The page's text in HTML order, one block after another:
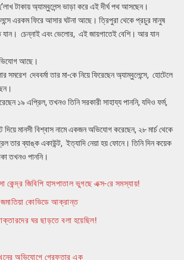
টাকায় অ্যাম্বুলেন্স ভাড়া করে এই দীর্ঘ পথ আসছেন।
এরকম ফিরে আসার ঘটনা আছে। ত্রিপুরা থেকে প্রচুর মানুষ
যান। চেন্নাই এবং ভেলোর, এই জায়গাতেই বেশি। আর যান
আছে।
সমরেশ দেববর্মা তার মা-কে নিয়ে ফিরেছেন অ্যাম্বুলেন্সে, হোটেলে
১৯ এপ্রিল, তখনও তিনি সরকারী সাহায্য পাননি, যদিও ফর্ম,
মানসী বিশ্বাস নামে একজন অভিযোগ করেছেন, ২৮ মার্চ থেকে
তার ব্যাঙ্ক একাউন্ট, ইত্যাদি নেয়া হয় ফোনে। তিনি দিন কয়েক
তখনও পাননি।
কেন্দ্র জিবিপি হাসপাতাল ভুগছে এক্স-রে সমস্যায়!
জমাতিয়া কোভিডে আক্রান্ত
ঘর ছাড়তে বলা হয়েছিল!
খুনের অভিযোগে গ্রেফতার এক